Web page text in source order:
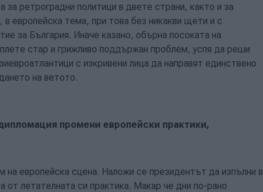
за ретроградни политици в двете страни, както и за
в европейска тема, при това без никакви щети и с
за България. Иначе казано, обърна посоката на
стар и грижливо поддържан проблем, успя да реши
с изкривени лица да направят единствено
на ветото.
промени европейски практики,
европейска сцена. Наложи се президентът да изпълни в
от летателната си практика. Макар че дни по-рано